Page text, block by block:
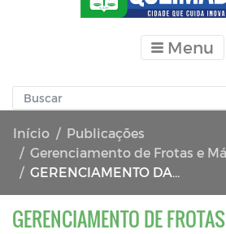
Menu
Início
Publicações
Gerenciamento de Frotas e
GERENCIAMENTO DA FROTA DE VEÍCULOS 06/2019
GERENCIAMENTO DE